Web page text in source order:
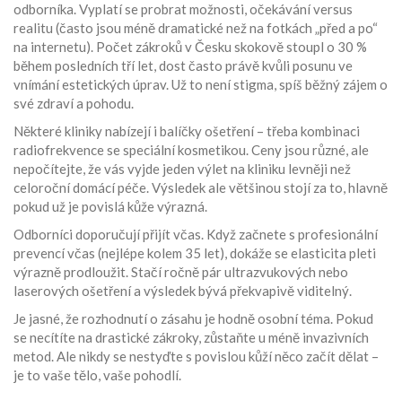
odborníka. Vyplatí se probrat možnosti, očekávání versus
realitu (často jsou méně dramatické než na fotkách „před a po“
na internetu). Počet zákroků v Česku skokově stoupl o 30 %
během posledních tří let, dost často právě kvůli posunu ve
vnímání estetických úprav. Už to není stigma, spíš běžný zájem o
své zdraví a pohodu.
Některé kliniky nabízejí i balíčky ošetření – třeba kombinaci
radiofrekvence se speciální kosmetikou. Ceny jsou různé, ale
nepočítejte, že vás vyjde jeden výlet na kliniku levněji než
celoroční domácí péče. Výsledek ale většinou stojí za to, hlavně
pokud už je povislá kůže výrazná.
Odborníci doporučují přijít včas. Když začnete s profesionální
prevencí včas (nejlépe kolem 35 let), dokáže se elasticita pleti
výrazně prodloužit. Stačí ročně pár ultrazvukových nebo
laserových ošetření a výsledek bývá překvapivě viditelný.
Je jasné, že rozhodnutí o zásahu je hodně osobní téma. Pokud
se necítíte na drastické zákroky, zůstaňte u méně invazivních
metod. Ale nikdy se nestyďte s povislou kůží něco začít dělat –
je to vaše tělo, vaše pohodlí.